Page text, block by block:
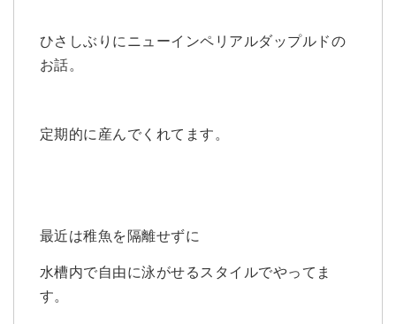
ひさしぶりにニューインペリアルダップルドの
お話。
定期的に産んでくれてます。
最近は稚魚を隔離せずに
水槽内で自由に泳がせるスタイルでやってま
す。